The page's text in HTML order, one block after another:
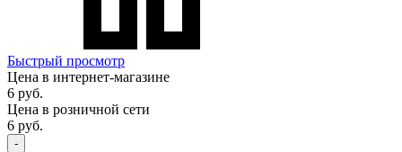
Быстрый просмотр
Цена в интернет-магазине
6 руб.
Цена в розничной сети
6 руб.
-